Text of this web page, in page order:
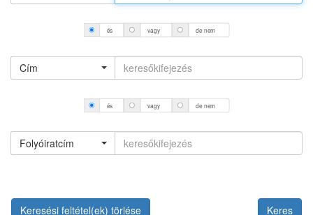
és vagy de nem
Cím
és vagy de nem
Folyóiratcím
Keresési feltétel(ek) törlése